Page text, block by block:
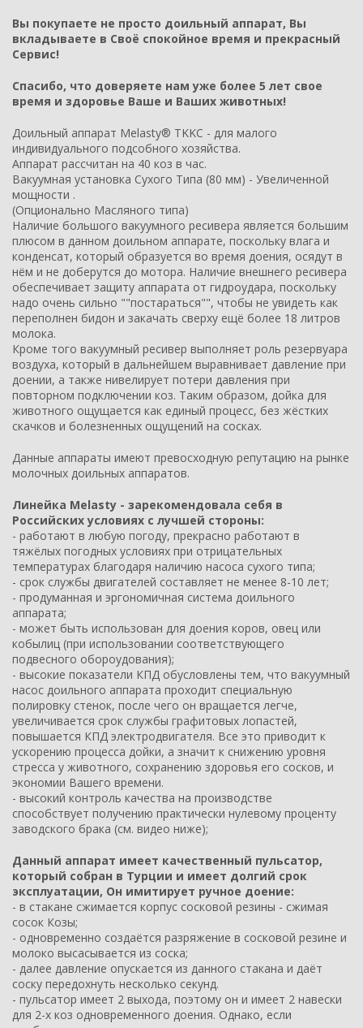
Вы покупаете не просто доильный аппарат, Вы
вкладываете в Своё спокойное время и прекрасный
Сервис!
Спасибо, что доверяете нам уже более 5 лет свое
время и здоровье Ваше и Ваших животных!
Доильный аппарат Melasty® TKKC - для малого
индивидуального подсобного хозяйства.
Аппарат рассчитан на 40 коз в час.
Вакуумная установка Сухого Типа (80 мм) - Увеличенной
мощности .
(Опционально Масляного типа)
Наличие большого вакуумного ресивера является большим
плюсом в данном доильном аппарате, поскольку влага и
конденсат, который образуется во время доения, осядут в
нём и не доберутся до мотора. Наличие внешнего ресивера
обеспечивает защиту аппарата от гидроудара, поскольку
надо очень сильно ""постараться"", чтобы не увидеть как
переполнен бидон и закачать сверху ещё более 18 литров
молока.
Кроме того вакуумный ресивер выполняет роль резервуара
воздуха, который в дальнейшем выравнивает давление при
доении, а также нивелирует потери давления при
повторном подключении коз. Таким образом, дойка для
животного ощущается как единый процесс, без жёстких
скачков и болезненных ощущений на сосках.
Данные аппараты имеют превосходную репутацию на рынке
молочных доильных аппаратов.
Линейка Melasty - зарекомендовала себя в
Российских условиях с лучшей стороны:
- работают в любую погоду, прекрасно работают в
тяжёлых погодных условиях при отрицательных
температурах благодаря наличию насоса сухого типа;
- срок службы двигателей составляет не менее 8-10 лет;
- продуманная и эргономичная система доильного
аппарата;
- может быть использован для доения коров, овец или
кобылиц (при использовании соответствующего
подвесного обороудования);
- высокие показатели КПД обусловлены тем, что вакуумный
насос доильного аппарата проходит специальную
полировку стенок, после чего он вращается легче,
увеличивается срок службы графитовых лопастей,
повышается КПД электродвигателя. Все это приводит к
ускорению процесса дойки, а значит к снижению уровня
стресса у животного, сохранению здоровья его сосков, и
экономии Вашего времени.
- высокий контроль качества на производстве
способствует получению практически нулевому проценту
заводского брака (см. видео ниже);
Данный аппарат имеет качественный пульсатор,
который собран в Турции и имеет долгий срок
эксплуатации, Он имитирует ручное доение:
- в стакане сжимается корпус сосковой резины - сжимая
сосок Козы;
- одновременно создаётся разряжение в сосковой резине и
молоко высасывается из соска;
- далее давление опускается из данного стакана и даёт
соску передохнуть несколько секунд.
- пульсатор имеет 2 выхода, поэтому он и имеет 2 навески
для 2-х коз одновременного доения. Однако, если